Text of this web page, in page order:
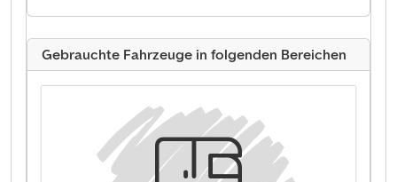
Gebrauchte Fahrzeuge in folgenden Bereichen